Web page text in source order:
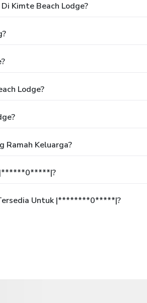
Kimte Beach Lodge?
Lodge?
Keluarga?
|******0*****|?
Untuk |********0*****|?